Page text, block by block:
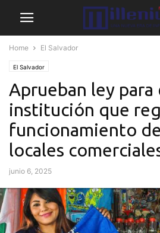
Home El Salvador
El Salvador
Aprueban ley para
institución que
funcionamiento
locales
junio 6, 2025